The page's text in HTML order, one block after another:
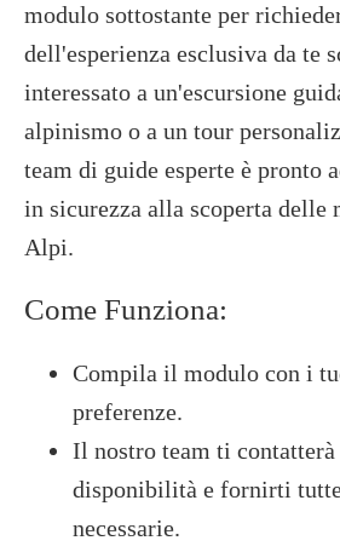
modulo sottostante per
dell'esperienza esclusiva da te
interessato a un'escursione
alpinismo o a un tour
team di guide esperte è pronto
in sicurezza alla scoperta delle
Alpi.
Come Funziona:
Compila il modulo con i
preferenze.
Il nostro team ti
disponibilità e fornirti
necessarie.